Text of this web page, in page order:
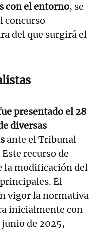
con el entorno, se
concurso
del que surgirá el
presentado el 28
diversas
ante el Tribunal
recurso de
la modificación del
El
vigor la normativa
inicialmente con
junio de 2025,